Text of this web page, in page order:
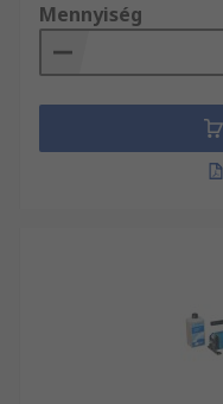
Mennyiség